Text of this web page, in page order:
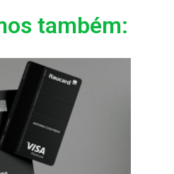
também: